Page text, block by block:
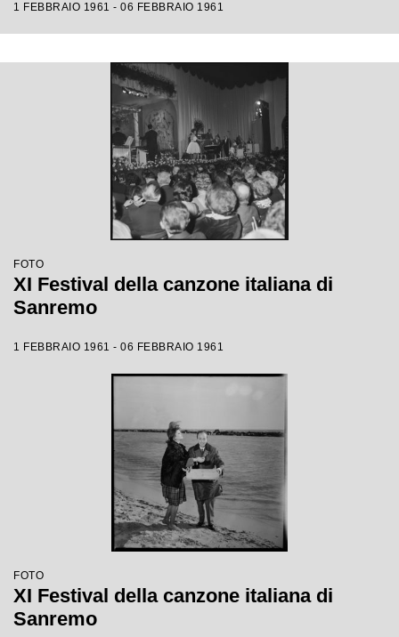
1 FEBBRAIO 1961 - 06 FEBBRAIO 1961
FOTO
XI Festival della canzone italiana di
Sanremo
1 FEBBRAIO 1961 - 06 FEBBRAIO 1961
FOTO
XI Festival della canzone italiana di
Sanremo